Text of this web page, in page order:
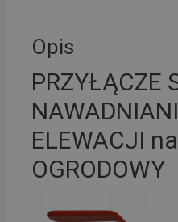
Opis
PRZYŁĄCZE
ELEWACJI
OGRODOWY